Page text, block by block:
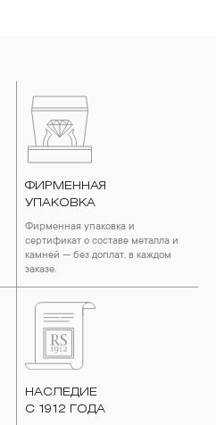
ФИРМЕННАЯ
УПАКОВКА
Фирменная упаковка и
сертификат о составе металла и
камней — без доплат, в каждом
заказе.
НАСЛЕДИЕ
С 1912 ГОДА